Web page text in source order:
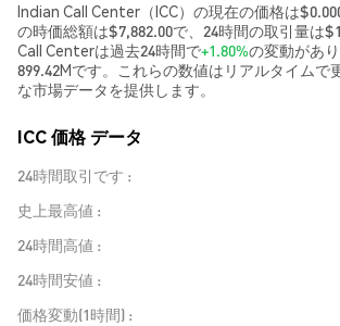
Indian Call Center（ICC）の現在の価格は
の時価総額は$7,882.00で、24時間の取引量は
Call Centerは過去24時間で+1.80%の変動があ
899.42Mです。これらの数値はリアルタイムで
な市場データを提供します。
ICC 価格 データ
24時間取引です
史上最高値
24時間高値
24時間安値
価格変動(1時間)